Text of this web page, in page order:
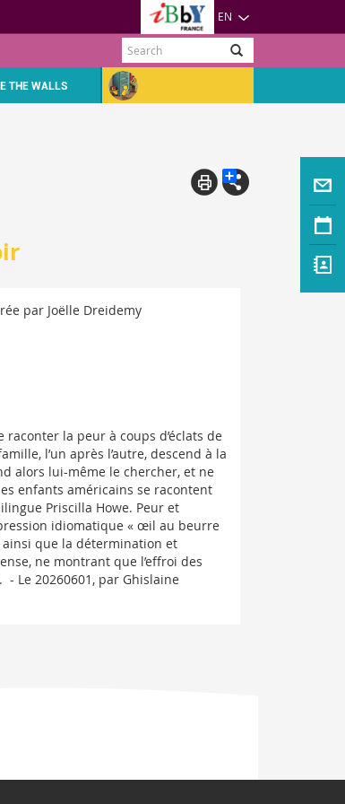
EN
Search
THE WALLS
par Joëlle Dreidemy
la peur à coups d’éclats de
l’un après l’autre, descend à la
alors lui-même le chercher, et ne
enfants américains se racontent
Priscilla Howe. Peur et
idiomatique « œil au beurre
que la détermination et
ne montrant que l’effroi des
Le 20260601, par Ghislaine